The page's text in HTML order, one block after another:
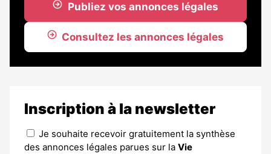
Publiez vos annonces légales
Consultez les annonces légales
Inscription à la newsletter
Je souhaite recevoir gratuitement la synthèse
des annonces légales parues sur la Vie